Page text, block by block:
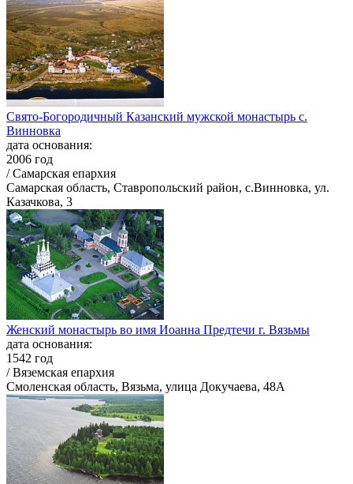
Свято-Богородичный Казанский мужской монастырь с.
Винновка
дата основания:
2006 год
/ Самарская епархия
Самарская область, Ставропольский район, с.Винновка, ул.
Казачкова, 3
Женский монастырь во имя Иоанна Предтечи г. Вязьмы
дата основания:
1542 год
/ Вяземская епархия
Смоленская область, Вязьма, улица Докучаева, 48А